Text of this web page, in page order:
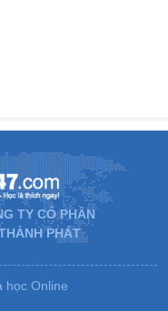
TY CỔ PHẦN
PHÁT
học Online